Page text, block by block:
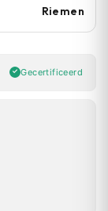
Riemen
Gecertificeerd